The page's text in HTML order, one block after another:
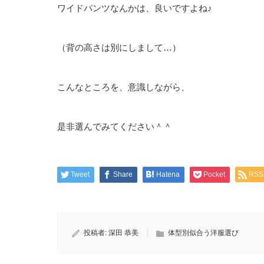
ワイドパンツなんかは、良いですよね♪
（背の高さは別にしまして…）
こんなところを、意識しながら、
是非選んでみてください＾＾
Tweet Share Hatena Pocket RSS
投稿者: 深田 恭美 体型別似合う洋服選び